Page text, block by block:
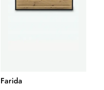
Farida